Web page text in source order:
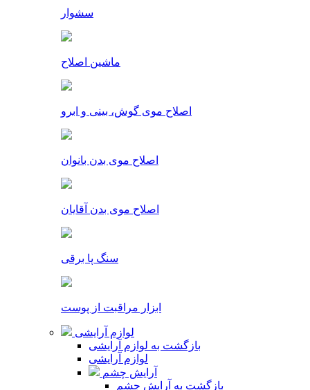
سشوار
ماشین اصلاح
اصلاح موی گوش، بینی و ابرو
اصلاح موی بدن بانوان
اصلاح موی بدن آقایان
سنگ پا برقی
ابزار مراقبت از پوست
لوازم آرایشی
بازگشت به لوازم آرایشی
لوازم آرایشی
آرایش چشم
بازگشت به آرایش چشم